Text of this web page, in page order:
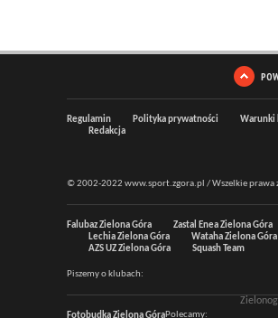
Regulamin Polityka prywatności
Warunki
Redakcja
© 2002-2022 www.sport.zgora.pl / Wszelkie prawa
Falubaz Zielona Góra
Zastal Enea Zielona Góra
Lechia Zielona Góra
Wataha Zielona Góra
AZS UZ Zielona Góra
Squash Team
Piszemy o klubach:
Polecamy: